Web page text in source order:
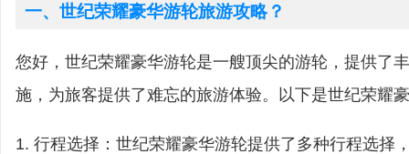
一、世纪荣耀豪华游轮旅游攻略？
您好，世纪荣耀豪华游轮是一艘顶尖的游轮，提供了
施，为旅客提供了难忘的旅游体验。以下是世纪荣耀
1. 行程选择：世纪荣耀豪华游轮提供了多种行程选择